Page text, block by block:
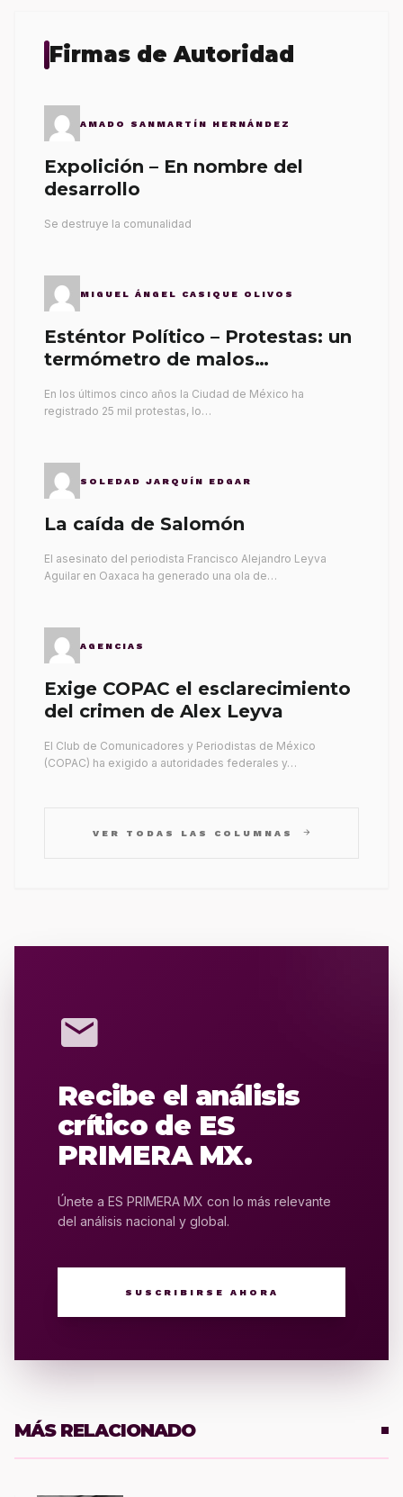
Firmas de Autoridad
AMADO SANMARTÍN HERNÁNDEZ
Expolición – En nombre del
desarrollo
Se destruye la comunalidad
MIGUEL ÁNGEL CASIQUE OLIVOS
Esténtor Político – Protestas: un
termómetro de malos
En los últimos cinco años la Ciudad de México ha
registrado 25 mil protestas, lo…
SOLEDAD JARQUÍN EDGAR
La caída de Salomón
El asesinato del periodista Francisco Alejandro Leyva
Aguilar en Oaxaca ha generado una ola de…
AGENCIAS
Exige COPAC el esclarecimiento
del crimen de Alex Leyva
El Club de Comunicadores y Periodistas de México
(COPAC) ha exigido a autoridades federales y…
VER TODAS LAS COLUMNAS arrow_forward
mail
Recibe el análisis
crítico de ES
PRIMERA MX.
Únete a ES PRIMERA MX con lo más relevante
del análisis nacional y global.
SUSCRIBIRSE AHORA
MÁS RELACIONADO